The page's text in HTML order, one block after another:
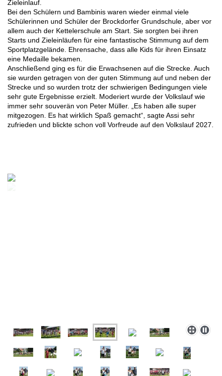
Zieleinlauf.
Bei den Schülern und Bambinis waren wieder einmal viele
Schülerinnen und Schüler der Brockdorfer Grundschule, aber vor
allem auch der Kettelerschule am Start. Sie sorgten bei ihren
Starts und Zieleinläufen für eine fantastische Stimmung auf dem
Sportplatzgelände. Ehrensache, dass alle Kids für ihren Einsatz
eine Medaille bekamen.
Anschließend ging es für die Erwachsenen auf die Strecke. Auch
sie wurden getragen von der guten Stimmung auf und neben der
Strecke und so wurden trotz der schwierigen Bedingungen viele
sehr gute Ergebnisse erzielt. Moderiert wurde der Volkslauf wie
immer sehr souverän von Peter Müller. „Es haben alle super
mitgezogen. Es hat wirklich Spaß gemacht“, sagte Assi sehr
zufrieden und blickte schon voll Vorfreude auf den Volkslauf 2027.